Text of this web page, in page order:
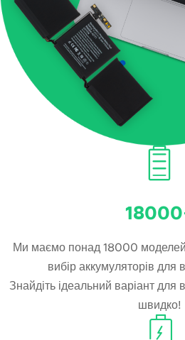
Ми маємо понад 18000
вибір аккумуляторів для
Знайдіть ідеальний варіант для
швидко!